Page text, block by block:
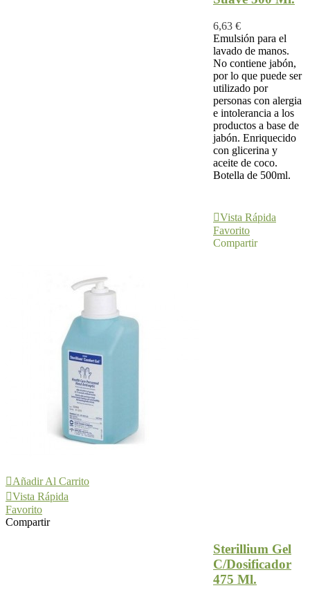
6,63 €
Emulsión para el
lavado de manos.
No contiene jabón,
por lo que puede ser
utilizado por
personas con alergia
e intolerancia a los
productos a base de
jabón. Enriquecido
con glicerina y
aceite de coco.
Botella de 500ml.
Vista Rápida
Favorito
Compartir
Añadir Al Carrito
Vista Rápida
Favorito
Compartir
Sterillium Gel
C/Dosificador
475 Ml.